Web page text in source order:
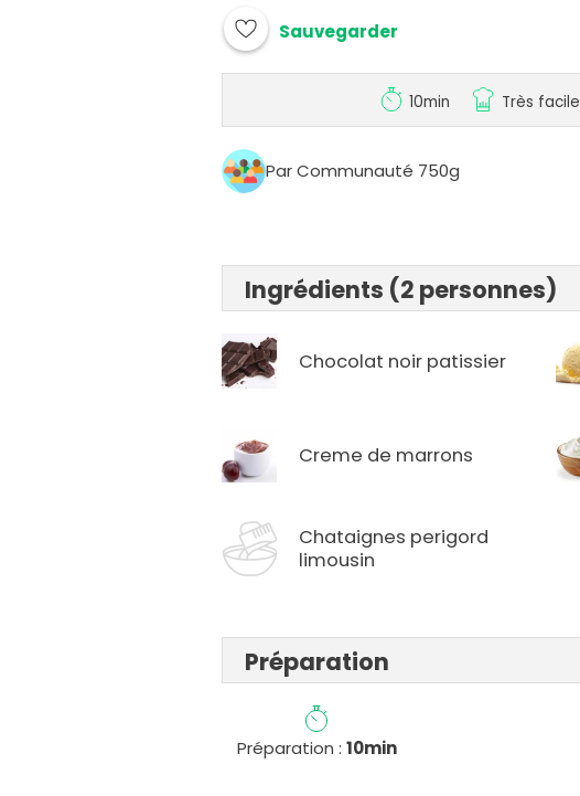
Sauvegarder
10min Très facile
Par Communauté 750g
Ingrédients (2 personnes)
Chocolat noir patissier
Creme de marrons
Chataignes perigord
limousin
Préparation
Préparation : 10min